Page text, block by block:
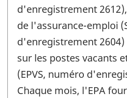
d'enregistrement
de l'assurance-emploi
d'enregistrement
sur les postes vacants
(EPVS, numéro
Chaque mois, l'EPA